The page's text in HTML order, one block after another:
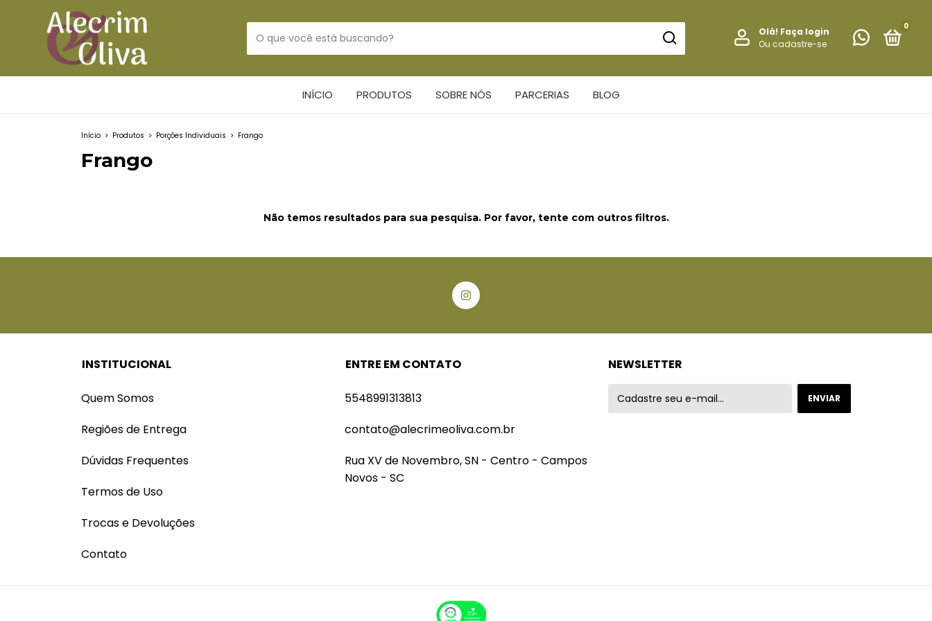
Olá! Faça login
Ou cadastre-se
0
INÍCIO PRODUTOS SOBRE NÓS PARCERIAS BLOG
Início > Produtos > Porções Individuais > Frango
Frango
Não temos resultados para sua pesquisa. Por favor, tente com outros filtros.
INSTITUCIONAL
Quem Somos
Regiões de Entrega
Dúvidas Frequentes
Termos de Uso
Trocas e Devoluções
Contato
ENTRE EM CONTATO
5548991313813
contato@alecrimeoliva.com.br
Rua XV de Novembro, SN - Centro - Campos
Novos - SC
NEWSLETTER